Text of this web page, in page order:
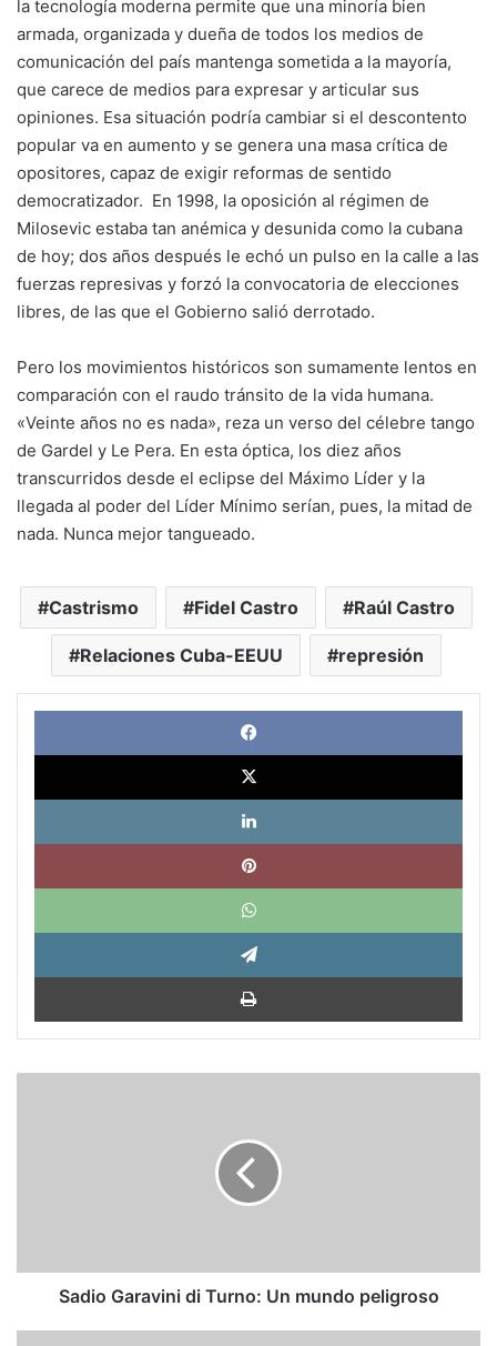
la tecnología moderna permite que una minoría bien
armada, organizada y dueña de todos los medios de
comunicación del país mantenga sometida a la mayoría,
que carece de medios para expresar y articular sus
opiniones. Esa situación podría cambiar si el descontento
popular va en aumento y se genera una masa crítica de
opositores, capaz de exigir reformas de sentido
democratizador. En 1998, la oposición al régimen de
Milosevic estaba tan anémica y desunida como la cubana
de hoy; dos años después le echó un pulso en la calle a las
fuerzas represivas y forzó la convocatoria de elecciones
libres, de las que el Gobierno salió derrotado.
Pero los movimientos históricos son sumamente lentos en
comparación con el raudo tránsito de la vida humana.
«Veinte años no es nada», reza un verso del célebre tango
de Gardel y Le Pera. En esta óptica, los diez años
transcurridos desde el eclipse del Máximo Líder y la
llegada al poder del Líder Mínimo serían, pues, la mitad de
nada. Nunca mejor tangueado.
Castrismo Fidel Castro Raúl Castro
Relaciones Cuba-EEUU represión
X
Sadio Garavini di Turno: Un mundo peligroso